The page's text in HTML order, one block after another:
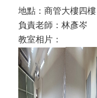
地點：商管大樓四樓
負責老師：林彥
教室相片：